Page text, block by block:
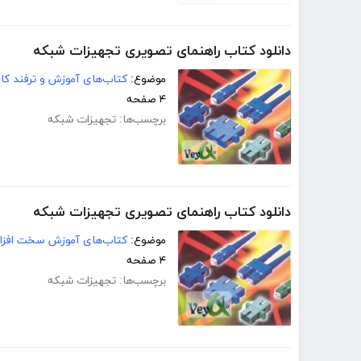
دانلود کتاب راهنمای تصویری تجهیزات شبکه
موضوع: کتاب‌های آموزش و ترفند
۴ صفحه
برچسب‌ها: تجهیزات شبکه
دانلود کتاب راهنمای تصویری تجهیزات شبکه
موضوع: کتاب‌های آموزش سخت
۴ صفحه
برچسب‌ها: تجهیزات شبکه